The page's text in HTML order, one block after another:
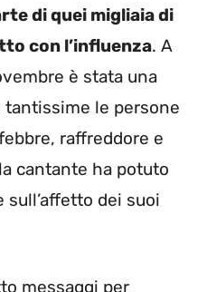
di quei migliaia di
con l’influenza. A
è stata una
tantissime le persone
raffreddore e
cantante ha potuto
dei suoi
messaggi per